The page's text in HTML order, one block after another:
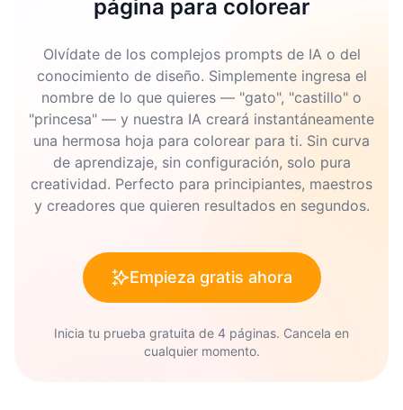
página para colorear
Olvídate de los complejos prompts de IA o del
conocimiento de diseño. Simplemente ingresa el
nombre de lo que quieres — "gato", "castillo" o
"princesa" — y nuestra IA creará instantáneamente
una hermosa hoja para colorear para ti. Sin curva
de aprendizaje, sin configuración, solo pura
creatividad. Perfecto para principiantes, maestros
y creadores que quieren resultados en segundos.
Empieza gratis ahora
Inicia tu prueba gratuita de 4 páginas. Cancela en
cualquier momento.